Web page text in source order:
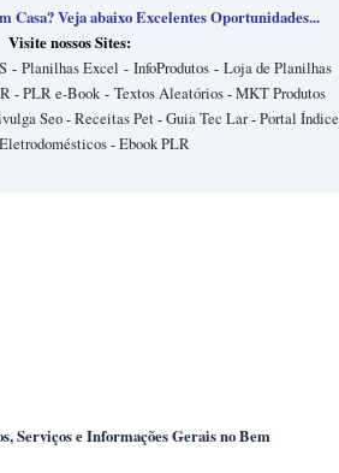
Casa? Veja abaixo Excelentes Oportunidades...
Visite nossos Sites:
- Planilhas Excel - InfoProdutos - Loja de Planilhas
-PLR e-Book- Textos Aleatórios-MKT Produtos
Seo-Receitas Pet-Guia Tec Lar-Portal Índice
-Ebook PLR
Serviços e Informações Gerais no Bem